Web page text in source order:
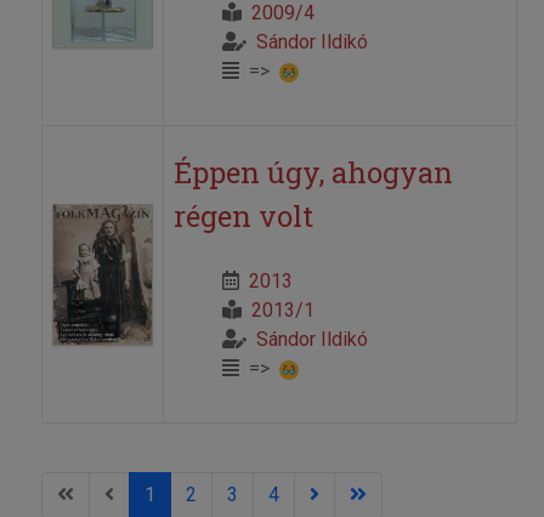
2009/4
Sándor Ildikó
=>
Éppen úgy, ahogyan
régen volt
2013
2013/1
Sándor Ildikó
=>
1 2 3 4